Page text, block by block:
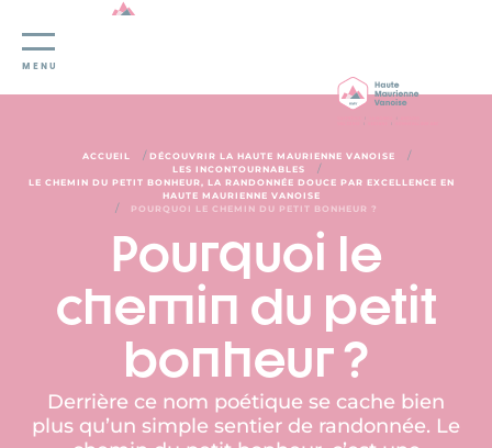
Panneau de gestion des cookies
MENU
ACCUEIL / DÉCOUVRIR LA HAUTE MAURIENNE VANOISE /
LES INCONTOURNABLES /
LE CHEMIN DU PETIT BONHEUR, LA RANDONNÉE DOUCE PAR EXCELLENCE EN
HAUTE MAURIENNE VANOISE
/ POURQUOI LE CHEMIN DU PETIT BONHEUR ?
Pourquoi le
chemin du petit
bonheur ?
Derrière ce nom poétique se cache bien
plus qu’un simple sentier de randonnée. Le